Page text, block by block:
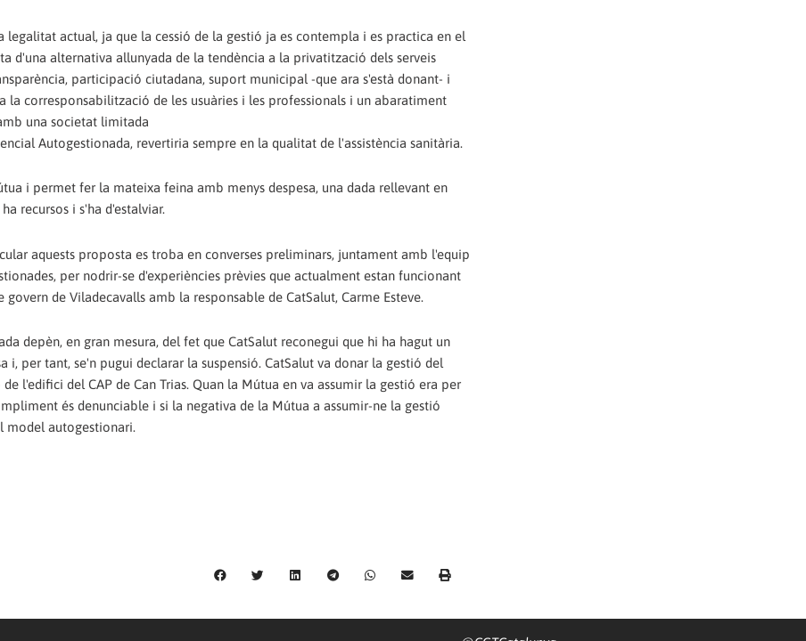
actual, ja que la cessió de la gestió ja es contempla i es practica en el
d'una alternativa allunyada de la tendència a la privatització dels serveis
participació ciutadana, suport municipal -que ara s'està donant- i
la corresponsabilització de les usuàries i les professionals i un abaratiment
una societat limitada
Autogestionada, revertiria sempre en la qualitat de l'assistència sanitària.
i permet fer la mateixa feina amb menys despesa, una dada rellevant en
recursos i s'ha d'estalviar.
aquests proposta es troba en converses preliminars, juntament amb l'equip
per nodrir-se d'experiències prèvies que actualment estan funcionant
de Viladecavalls amb la responsable de CatSalut, Carme Esteve.
depèn, en gran mesura, del fet que CatSalut reconegui que hi ha hagut un
per tant, se'n pugui declarar la suspensió. CatSalut va donar la gestió del
l'edifici del CAP de Can Trias. Quan la Mútua en va assumir la gestió era per
és denunciable i si la negativa de la Mútua a assumir-ne la gestió
model autogestionari.